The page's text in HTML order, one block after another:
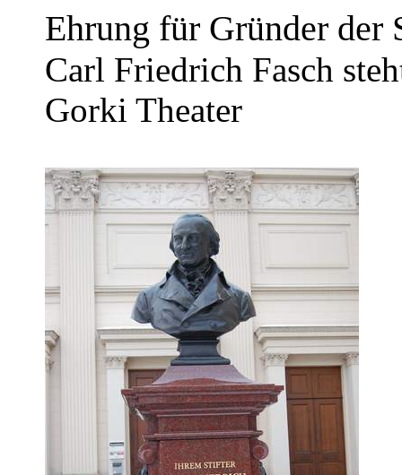
Ehrung für Gründer der
Carl Friedrich Fasch
Gorki Theater